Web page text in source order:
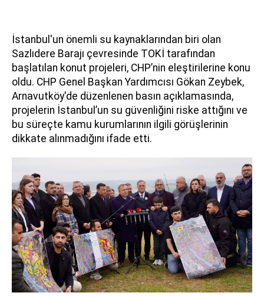
İstanbul'un önemli su kaynaklarından biri olan
Sazlıdere Barajı çevresinde TOKİ tarafından
başlatılan konut projeleri, CHP’nin eleştirilerine konu
oldu. CHP Genel Başkan Yardımcısı Gökan Zeybek,
Arnavutköy'de düzenlenen basın açıklamasında,
projelerin İstanbul’un su güvenliğini riske attığını ve
bu süreçte kamu kurumlarının ilgili görüşlerinin
dikkate alınmadığını ifade etti.